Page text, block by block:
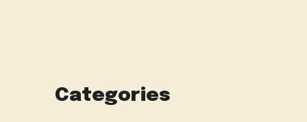
Categories